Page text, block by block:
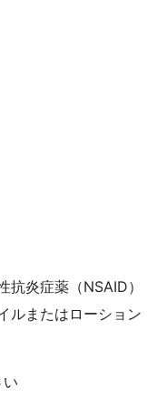
抗炎症薬（NSAID）
ルまたはローション
い